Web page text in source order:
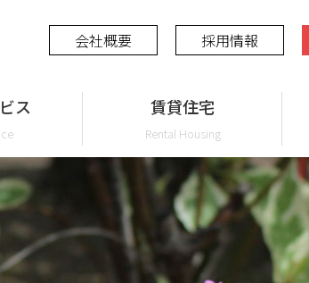
会社概要 採用情報
ス 賃貸住宅
Rental Housing